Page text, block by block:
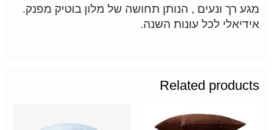
מגע רך ונעים , הנותן תחושה של מלון בוטיק מפנק.
אידיאלי לכל עונות השנה.
Related products